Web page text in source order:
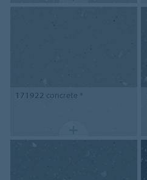
171922 concrete *